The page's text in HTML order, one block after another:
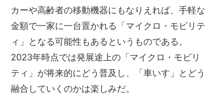
カーや高齢者の移動機器にもなりえれば、手軽な
金額で一家に一台置かれる「マイクロ・モビリテ
ィ」となる可能性もあるというものである。
2023年時点では発展途上の「マイクロ・モビリ
ティ」が将来的にどう普及し、「車いす」とどう
融合していくのかは楽しみだ。